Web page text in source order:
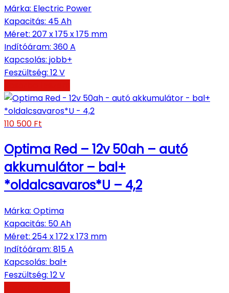
Márka: Electric Power
Kapacitás: 45 Ah
Méret: 207 x 175 x 175 mm
Indítóáram: 360 A
Kapcsolás: jobb+
Feszültség: 12 V
110 500 Ft
Optima Red – 12v 50ah – autó
akkumulátor – bal+
*oldalcsavaros*U – 4,2
Márka: Optima
Kapacitás: 50 Ah
Méret: 254 x 172 x 173 mm
Indítóáram: 815 A
Kapcsolás: bal+
Feszültség: 12 V